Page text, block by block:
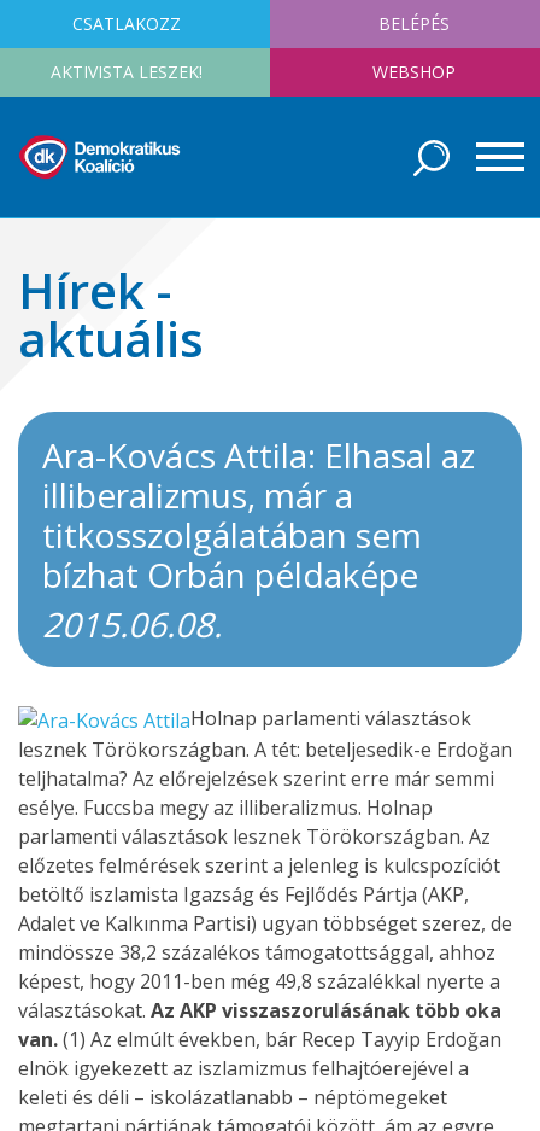
CSATLAKOZZ BELÉPÉS
AKTIVISTA LESZEK! WEBSHOP
Hírek -
aktuális
Ara-Kovács Attila: Elhasal az
illiberalizmus, már a
titkosszolgálatában sem
bízhat Orbán példaképe
2015.06.08.
Holnap parlamenti választások
lesznek Törökországban. A tét: beteljesedik-e Erdoğan
teljhatalma? Az előrejelzések szerint erre már semmi
esélye. Fuccsba megy az illiberalizmus. Holnap
parlamenti választások lesznek Törökországban. Az
előzetes felmérések szerint a jelenleg is kulcspozíciót
betöltő iszlamista Igazság és Fejlődés Pártja (AKP,
Adalet ve Kalkınma Partisi) ugyan többséget szerez, de
mindössze 38,2 százalékos támogatottsággal, ahhoz
képest, hogy 2011-ben még 49,8 százalékkal nyerte a
választásokat. Az AKP visszaszorulásának több oka
van.(1) Az elmúlt években, bár Recep Tayyip Erdoğan
elnök igyekezett az iszlamizmus felhajtóerejével a
keleti és déli – iskolázatlanabb – néptömegeket